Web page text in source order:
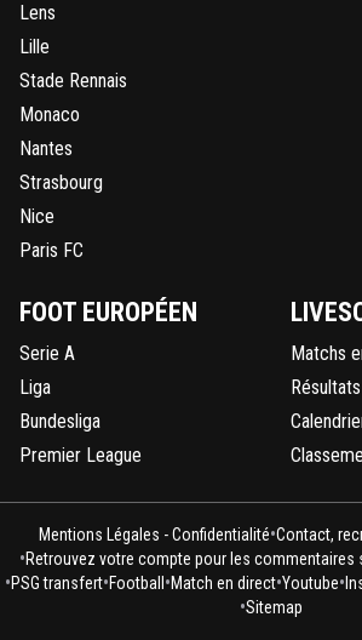
Lens
Lille
Stade Rennais
Monaco
Nantes
Strasbourg
Nice
Paris FC
FOOT EUROPÉEN
Serie A
Liga
Bundesliga
Premier League
Matchs
Mentions Légales - Confidentialité•Contact,
•Retrouvez votre compte pour les commentaires
•PSG transfert•Football •Match en direct•Youtube•
•Sitemap